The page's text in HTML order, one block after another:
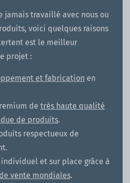
jamais travaillé avec nous ou
voici quelques raisons
est le meilleur
projet :
et fabrication en
de très haute qualité
de produits.
respectueux de
et sur place grâce à
vente mondiales.